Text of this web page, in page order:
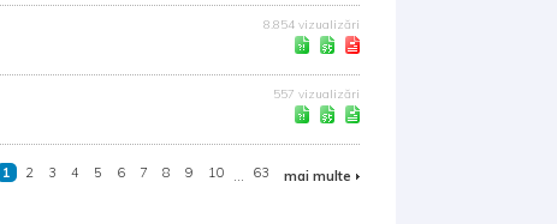
8.854 vizualizări
557 vizualizări
1 2 3 4 5 6 7 8 9 10 ... 63 mai multe